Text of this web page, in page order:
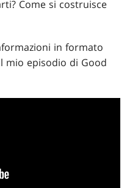
Come si costruisce
in formato
mio episodio di Good